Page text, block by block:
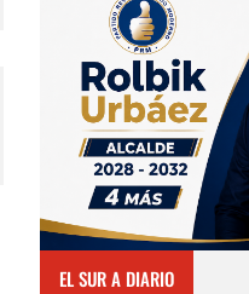
EL SUR A DIARIO